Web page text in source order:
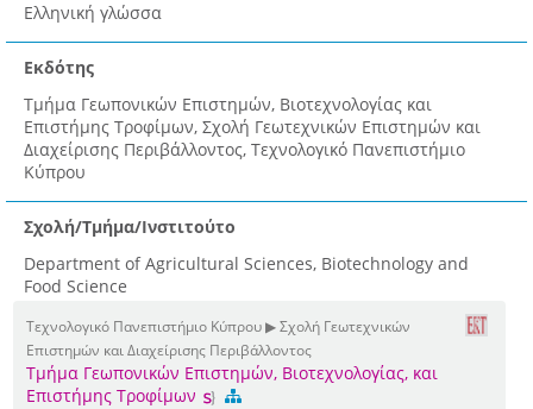
Ελληνική γλώσσα
Εκδότης
Τμήμα Γεωπονικών Επιστημών, Βιοτεχνολογίας και
Επιστήμης Τροφίμων, Σχολή Γεωτεχνικών Επιστημών και
Διαχείρισης Περιβάλλοντος, Τεχνολογικό Πανεπιστήμιο
Κύπρου
Σχολή/Τμήμα/Ινστιτούτο
Department of Agricultural Sciences, Biotechnology and
Food Science
Τεχνολογικό Πανεπιστήμιο Κύπρου ▶ Σχολή Γεωτεχνικών
Επιστημών και Διαχείρισης Περιβάλλοντος
Τμήμα Γεωπονικών Επιστημών, Βιοτεχνολογίας, και
Επιστήμης Τροφίμων